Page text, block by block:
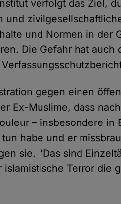
verfolgt das Ziel,
und
und Normen in der
Die Gefahr hat auch
gegen einen
Ex-Muslime, dass
– insbesondere in
habe und er
sie. "Das sind
islamistische Terror die